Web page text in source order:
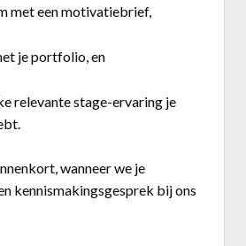
met eenmotivatiebrief,
jeportfolio, en
relevante stage-ervaringje
wanneer we je
kennismakingsgesprek bij ons